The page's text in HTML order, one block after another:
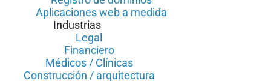
Aplicaciones web a medida
Industrias
Legal
Financiero
Médicos / Clínicas
Construcción / arquitectura